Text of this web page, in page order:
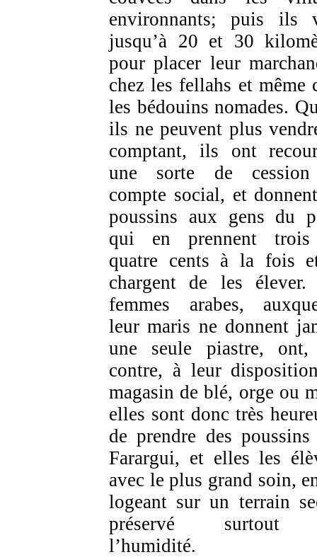
environnants; puis ils
jusqu’à 20 et 30
pour placer leur
chez les fellahs et même
les bédouins nomades.
ils ne peuvent plus
comptant, ils ont
une sorte de
compte social, et
poussins aux gens du
qui en prennent
quatre cents à la fois
chargent de les élever.
femmes arabes,
leur maris ne donnent
une seule piastre, ont,
contre, à leur
magasin de blé, orge ou
elles sont donc très
de prendre des poussins
Farargui, et elles les
avec le plus grand soin,
logeant sur un terrain
préservé surtout
l’humidité.